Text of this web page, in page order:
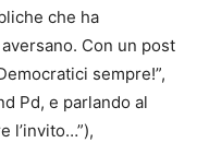
che ha
Con un post
sempre!”,
Pd, e parlando al
l’invito…”),